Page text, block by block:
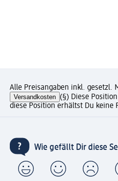
Alle Preisangaben inkl. gesetzl.
Versandkosten (§) Diese
diese Position erhältst Du keine
Wie gefällt Dir diese